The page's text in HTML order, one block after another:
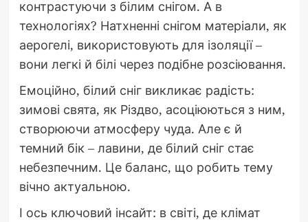
контрастуючи з білим снігом. А в
технологіях? Натхненні снігом матеріали, як
аерогелі, використовують для ізоляції –
вони легкі й білі через подібне розсіювання.
Емоційно, білий сніг викликає радість:
зимові свята, як Різдво, асоціюються з ним,
створюючи атмосферу чуда. Але є й
темний бік – лавини, де білий сніг стає
небезпечним. Це баланс, що робить тему
вічно актуальною.
І ось ключовий інсайт: в світі, де клімат